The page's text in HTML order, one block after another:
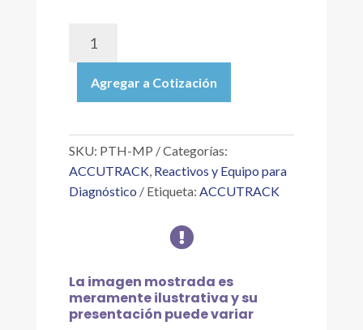
TRI-
LEVEL
PTH
PARA
EL
PARATIROIDEA,
6X3
ML
Agregar a Cotización
SKU: PTH-MP
Categorías:
ACCUTRACK, Reactivos y Equipo para
Diagnóstico
Etiqueta: ACCUTRACK

La imagen mostrada es
meramente ilustrativa y su
presentación puede variar